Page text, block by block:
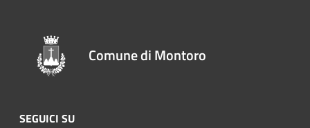
Comune di Montoro
SEGUICI SU